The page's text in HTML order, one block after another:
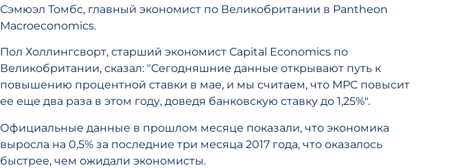
Сэмюэл Томбс, главный экономист по Великобритании в Pantheon
Macroeconomics.
Пол Холлингсворт, старший экономист Capital Economics по
Великобритании, сказал: "Сегодняшние данные открывают путь к
повышению процентной ставки в мае, и мы считаем, что MPC повысит
ее еще два раза в этом году, доведя банковскую ставку до 1,25%".
Официальные данные в прошлом месяце показали, что экономика
выросла на 0,5% за последние три месяца 2017 года, что оказалось
быстрее, чем ожидали экономисты.